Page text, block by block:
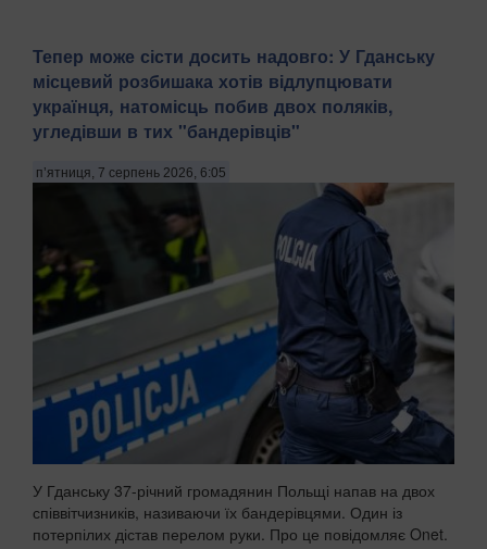
Тепер може сісти досить надовго: У Гданську
місцевий розбишака хотів відлупцювати
українця, натомісць побив двох поляків,
угледівши в тих "бандерівців"
п’ятниця, 7 серпень 2026, 6:05
У Гданську 37-річний громадянин Польщі напав на двох
співвітчизників, називаючи їх бандерівцями. Один із
потерпілих дістав перелом руки. Про це повідомляє Onet.